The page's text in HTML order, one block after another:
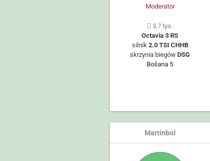
Moderator
3,7 tys.
Octavia 3 RS
silnik 2.0 TSI CHHB
skrzynia biegówDSG
Bošana 5
Martinbol